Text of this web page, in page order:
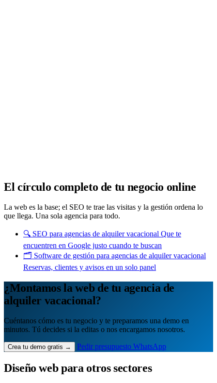
El círculo completo de tu negocio online
La web es la base; el SEO te trae las visitas y la gestión ordena lo
que llega. Una sola agencia para todo.
🔍 SEO para agencias de alquiler vacacional Que te
encuentren en Google justo cuando te buscan
🗂️ Software de gestión para agencias de alquiler vacacional
Reservas, clientes y avisos en un solo panel
¿Montamos la web de tu agencia de
alquiler vacacional?
Cuéntanos cómo es tu negocio y te preparamos una demo en
minutos. Tú decides si la editas o nos encargamos nosotros.
Crea tu demo gratis → Pedir presupuesto WhatsApp
Diseño web para otros sectores